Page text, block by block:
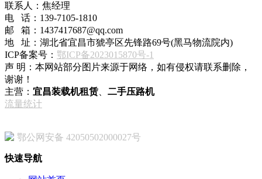
联系人：焦经理
电 话：139-7105-1810
邮 箱：1437417687@qq.com
地 址：湖北省宜昌市猇亭区先锋路69号(黑马物流院内)
ICP备案号： 鄂ICP备2023015870号-1
声 明：本网站部分图片来源于网络，如有侵权请联系删除，
谢谢！
主营： 宜昌装载机租赁
二手压路机
流量统计
鄂公网安备 42050502000027号
快速导航